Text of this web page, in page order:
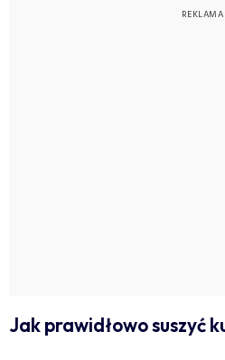
Jak prawidłowo suszyć